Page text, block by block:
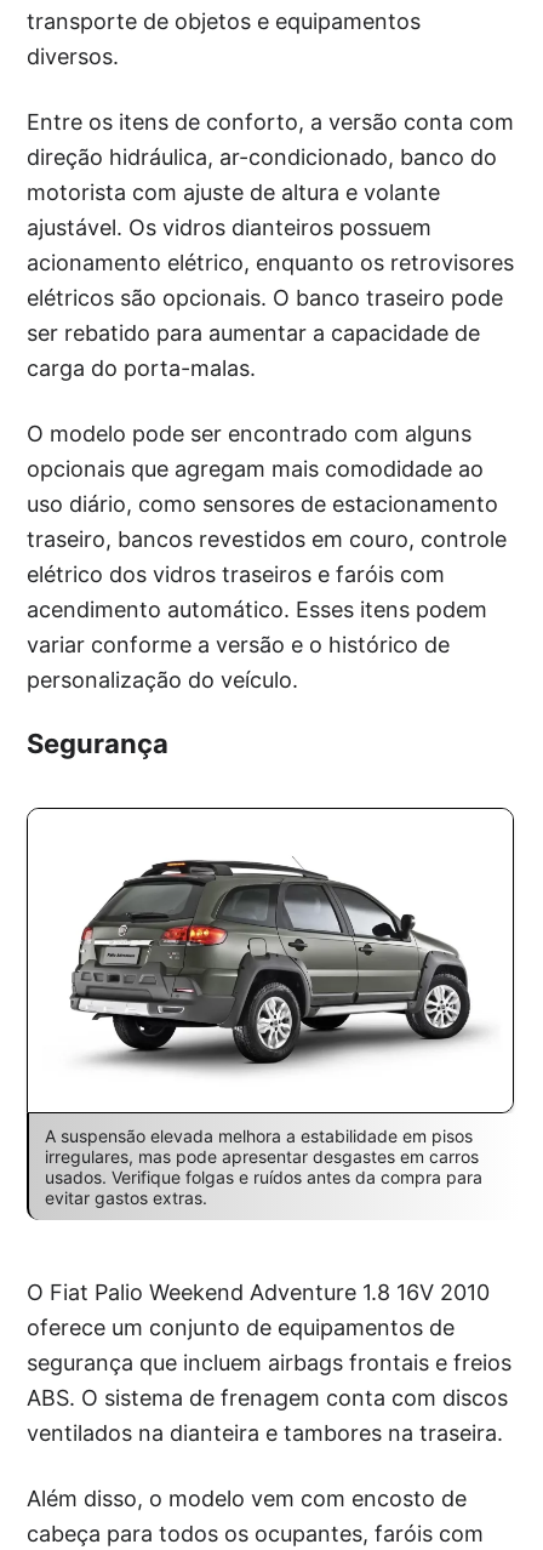
transporte de objetos e equipamentos
diversos.
Entre os itens de conforto, a versão conta com
direção hidráulica, ar-condicionado, banco do
motorista com ajuste de altura e volante
ajustável. Os vidros dianteiros possuem
acionamento elétrico, enquanto os retrovisores
elétricos são opcionais. O banco traseiro pode
ser rebatido para aumentar a capacidade de
carga do porta-malas.
O modelo pode ser encontrado com alguns
opcionais que agregam mais comodidade ao
uso diário, como sensores de estacionamento
traseiro, bancos revestidos em couro, controle
elétrico dos vidros traseiros e faróis com
acendimento automático. Esses itens podem
variar conforme a versão e o histórico de
personalização do veículo.
Segurança
A suspensão elevada melhora a estabilidade em pisos
irregulares, mas pode apresentar desgastes em carros
usados. Verifique folgas e ruídos antes da compra para
evitar gastos extras.
O Fiat Palio Weekend Adventure 1.8 16V 2010
oferece um conjunto de equipamentos de
segurança que incluem airbags frontais e freios
ABS. O sistema de frenagem conta com discos
ventilados na dianteira e tambores na traseira.
Além disso, o modelo vem com encosto de
cabeça para todos os ocupantes, faróis com